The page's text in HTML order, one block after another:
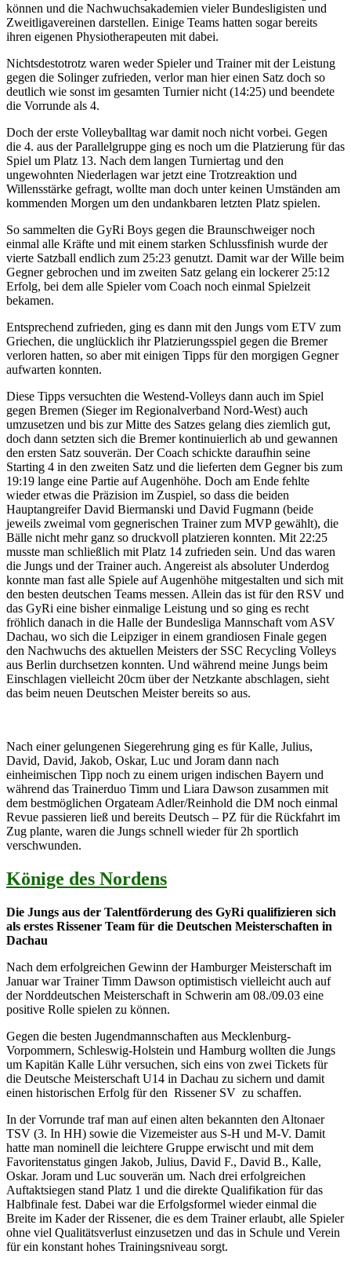
können und die Nachwuchsakademien vieler Bundesligisten und
Zweitligavereinen darstellen. Einige Teams hatten sogar bereits
ihren eigenen Physiotherapeuten mit dabei.
Nichtsdestotrotz waren weder Spieler und Trainer mit der Leistung
gegen die Solinger zufrieden, verlor man hier einen Satz doch so
deutlich wie sonst im gesamten Turnier nicht (14:25) und beendete
die Vorrunde als 4.
Doch der erste Volleyballtag war damit noch nicht vorbei. Gegen
die 4. aus der Parallelgruppe ging es noch um die Platzierung für das
Spiel um Platz 13. Nach dem langen Turniertag und den
ungewohnten Niederlagen war jetzt eine Trotzreaktion und
Willensstärke gefragt, wollte man doch unter keinen Umständen am
kommenden Morgen um den undankbaren letzten Platz spielen.
So sammelten die GyRi Boys gegen die Braunschweiger noch
einmal alle Kräfte und mit einem starken Schlussfinish wurde der
vierte Satzball endlich zum 25:23 genutzt. Damit war der Wille beim
Gegner gebrochen und im zweiten Satz gelang ein lockerer 25:12
Erfolg, bei dem alle Spieler vom Coach noch einmal Spielzeit
bekamen.
Entsprechend zufrieden, ging es dann mit den Jungs vom ETV zum
Griechen, die unglücklich ihr Platzierungsspiel gegen die Bremer
verloren hatten, so aber mit einigen Tipps für den morgigen Gegner
aufwarten konnten.
Diese Tipps versuchten die Westend-Volleys dann auch im Spiel
gegen Bremen (Sieger im Regionalverband Nord-West) auch
umzusetzen und bis zur Mitte des Satzes gelang dies ziemlich gut,
doch dann setzten sich die Bremer kontinuierlich ab und gewannen
den ersten Satz souverän. Der Coach schickte daraufhin seine
Starting 4 in den zweiten Satz und die lieferten dem Gegner bis zum
19:19 lange eine Partie auf Augenhöhe. Doch am Ende fehlte
wieder etwas die Präzision im Zuspiel, so dass die beiden
Hauptangreifer David Biermanski und David Fugmann (beide
jeweils zweimal vom gegnerischen Trainer zum MVP gewählt), die
Bälle nicht mehr ganz so druckvoll platzieren konnten. Mit 22:25
musste man schließlich mit Platz 14 zufrieden sein. Und das waren
die Jungs und der Trainer auch. Angereist als absoluter Underdog
konnte man fast alle Spiele auf Augenhöhe mitgestalten und sich mit
den besten deutschen Teams messen. Allein das ist für den RSV und
das GyRi eine bisher einmalige Leistung und so ging es recht
fröhlich danach in die Halle der Bundesliga Mannschaft vom ASV
Dachau, wo sich die Leipziger in einem grandiosen Finale gegen
den Nachwuchs des aktuellen Meisters der SSC Recycling Volleys
aus Berlin durchsetzen konnten. Und während meine Jungs beim
Einschlagen vielleicht 20cm über der Netzkante abschlagen, sieht
das beim neuen Deutschen Meister bereits so aus.
Nach einer gelungenen Siegerehrung ging es für Kalle, Julius,
David, David, Jakob, Oskar, Luc und Joram dann nach
einheimischen Tipp noch zu einem urigen indischen Bayern und
während das Trainerduo Timm und Liara Dawson zusammen mit
dem bestmöglichen Orgateam Adler/Reinhold die DM noch einmal
Revue passieren ließ und bereits Deutsch – PZ für die Rückfahrt im
Zug plante, waren die Jungs schnell wieder für 2h sportlich
verschwunden.
Könige des Nordens
Die Jungs aus der Talentförderung des GyRi qualifizieren sich
als erstes Rissener Team für die Deutschen Meisterschaften in
Dachau
Nach dem erfolgreichen Gewinn der Hamburger Meisterschaft im
Januar war Trainer Timm Dawson optimistisch vielleicht auch auf
der Norddeutschen Meisterschaft in Schwerin am 08./09.03 eine
positive Rolle spielen zu können.
Gegen die besten Jugendmannschaften aus Mecklenburg-
Vorpommern, Schleswig-Holstein und Hamburg wollten die Jungs
um Kapitän Kalle Lühr versuchen, sich eins von zwei Tickets für
die Deutsche Meisterschaft U14 in Dachau zu sichern und damit
einen historischen Erfolg für den Rissener SV zu schaffen.
In der Vorrunde traf man auf einen alten bekannten den Altonaer
TSV (3. In HH) sowie die Vizemeister aus S-H und M-V. Damit
hatte man nominell die leichtere Gruppe erwischt und mit dem
Favoritenstatus gingen Jakob, Julius, David F., David B., Kalle,
Oskar. Joram und Luc souverän um. Nach drei erfolgreichen
Auftaktsiegen stand Platz 1 und die direkte Qualifikation für das
Halbfinale fest. Dabei war die Erfolgsformel wieder einmal die
Breite im Kader der Rissener, die es dem Trainer erlaubt, alle Spieler
ohne viel Qualitätsverlust einzusetzen und das in Schule und Verein
für ein konstant hohes Trainingsniveau sorgt.